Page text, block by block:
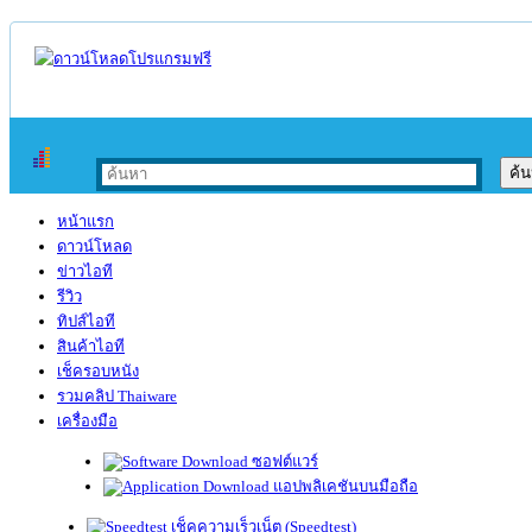
หน้าแรก
ดาวน์โหลด
ข่าวไอที
รีวิว
ทิปส์ไอที
สินค้าไอที
เช็ครอบหนัง
รวมคลิป Thaiware
เครื่องมือ
ซอฟต์แวร์
แอปพลิเคชันบนมือถือ
เช็คความเร็วเน็ต (Speedtest)